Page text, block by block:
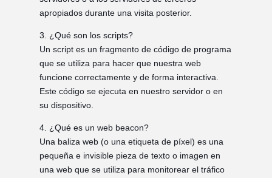
apropiados durante una visita posterior.
3. ¿Qué son los scripts?
Un script es un fragmento de código de programa
que se utiliza para hacer que nuestra web
funcione correctamente y de forma interactiva.
Este código se ejecuta en nuestro servidor o en
su dispositivo.
4. ¿Qué es un web beacon?
Una baliza web (o una etiqueta de píxel) es una
pequeña e invisible pieza de texto o imagen en
una web que se utiliza para monitorear el tráfico